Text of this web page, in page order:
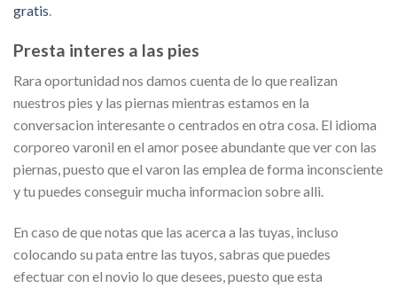
gratis
Presta interes a las pies
Rara oportunidad nos damos cuenta de lo que realizan
nuestros pies y las piernas mientras estamos en la
conversacion interesante o centrados en otra cosa. El idioma
corporeo varonil en el amor posee abundante que ver con las
piernas, puesto que el varon las emplea de forma inconsciente
y tu puedes conseguir mucha informacion sobre alli.
En caso de que notas que las acerca a las tuyas, incluso
colocando su pata entre las tuyos, sabras que puedes
efectuar con el novio lo que desees, puesto que esta